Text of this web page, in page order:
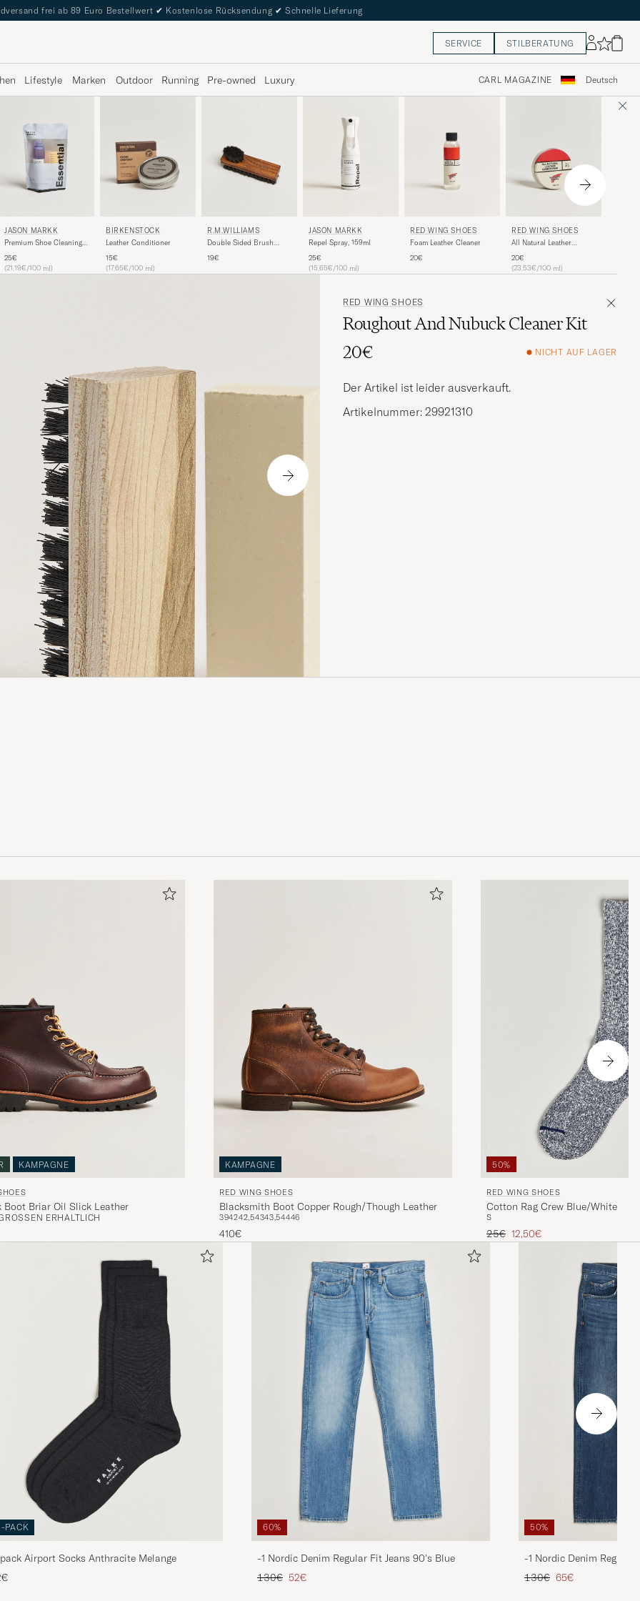
frei ab 89 Euro Bestellwert ✔ Kostenlose Rücksendung ✔ Schnelle Lieferung
SERVICE STILBERATUNG
Lifestyle Marken Outdoor Running Pre-owned Luxury CARL MAGAZINE Deutsch
JASON MARKK
Premium Shoe Cleaning
25€
(21.19€/100 ml)
BIRKENSTOCK
Leather Conditioner
15€
(17.65€/100 ml)
R.M.WILLIAMS
Double Sided Brush
19€
JASON MARKK
Repel Spray, 159ml
25€
(15.65€/100 ml)
RED WING SHOES
Foam Leather Cleaner
20€
RED WING SHOES
All Natural Leather
20€
(23.53€/100 ml)
RED WING SHOES
Roughout And Nubuck Cleaner Kit
20€
NICHT AUF LAGER
Der Artikel ist leider ausverkauft.
Artikelnummer: 29921310
KAMPAGNE
Boot Briar Oil Slick Leather
ERHÄLTLICH
KAMPAGNE
RED WING SHOES
Blacksmith Boot Copper Rough/Though Leather
394242,54343,54446
410€
50%
RED WING SHOES
Cotton Rag Crew Blue/White
S
Regulärer Preis
25€ Reduzierter Preis
12,50€
PACK
Airport Socks Anthracite Melange
60%
-1 Nordic Denim Regular Fit Jeans 90's Blue
Regulärer Preis
130€ Reduzierter Preis
52€
50%
-1 Nordic Denim Regular
Regulärer Preis
130€ Reduzierter Preis
65€